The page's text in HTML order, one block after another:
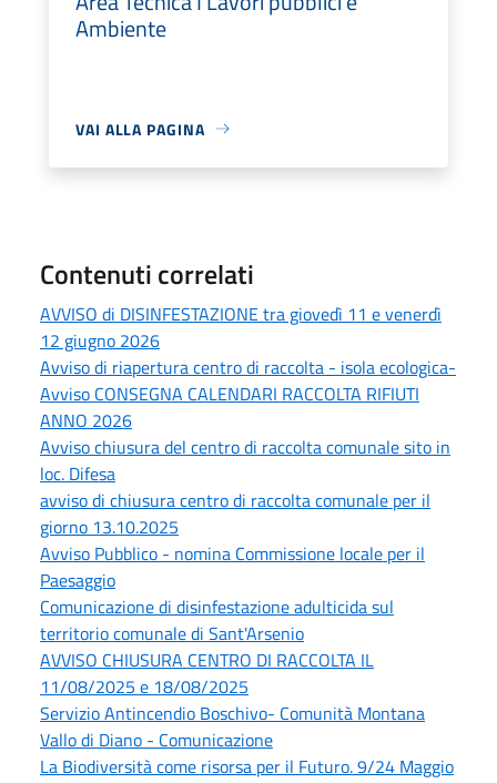
Ambiente
VAI ALLA PAGINA
Contenuti correlati
AVVISO di DISINFESTAZIONE tra giovedì 11 e venerdì
12 giugno 2026
Avviso di riapertura centro di raccolta - isola ecologica-
Avviso CONSEGNA CALENDARI RACCOLTA RIFIUTI
ANNO 2026
Avviso chiusura del centro di raccolta comunale sito in
loc. Difesa
avviso di chiusura centro di raccolta comunale per il
giorno 13.10.2025
Avviso Pubblico - nomina Commissione locale per il
Paesaggio
Comunicazione di disinfestazione adulticida sul
territorio comunale di Sant'Arsenio
AVVISO CHIUSURA CENTRO DI RACCOLTA IL
11/08/2025 e 18/08/2025
Servizio Antincendio Boschivo- Comunità Montana
Vallo di Diano - Comunicazione
La Biodiversità come risorsa per il Futuro. 9/24 Maggio